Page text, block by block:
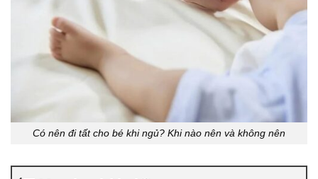
Có nên đi tất cho bé khi ngủ? Khi nào nên và không nên